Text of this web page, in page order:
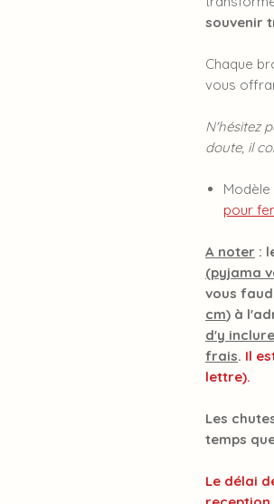
souvenir
Chaque
vous
N'hésitez
doute, il
Modèle
pour
A noter :
(pyjama
vous
cm) à
d'y
frais. Il
lettre).
Les
temps
Le délai